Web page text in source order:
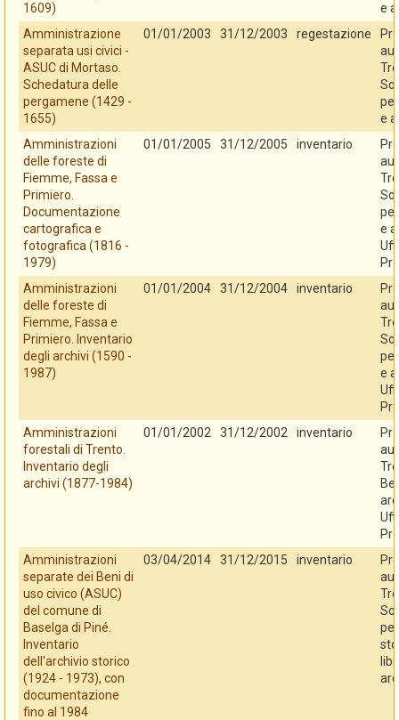
1609)
e
Amministrazione
separata usi civici -
ASUC di Mortaso.
Schedatura delle
pergamene (1429 -
1655)
01/01/2003 31/12/2003 regestazione
e
Amministrazioni
delle foreste di
Fiemme, Fassa e
Primiero.
Documentazione
cartografica e
fotografica (1816 -
1979)
01/01/2005 31/12/2005 inventario
e
Amministrazioni
delle foreste di
Fiemme, Fassa e
Primiero. Inventario
degli archivi (1590 -
1987)
01/01/2004 31/12/2004 inventario
e
Amministrazioni
forestali di Trento.
Inventario degli
archivi (1877-1984)
01/01/2002 31/12/2002 inventario
Amministrazioni
separate dei Beni di
uso civico (ASUC)
del comune di
Baselga di Piné.
Inventario
dell'archivio storico
(1924 - 1973), con
documentazione
fino al 1984
03/04/2014 31/12/2015 inventario